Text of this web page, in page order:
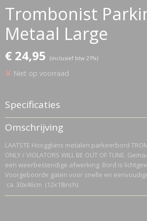
Trombonist
Metaal Large
€ 24,95 (inclusief btw 21%)
✘ Niet op voorraad
Specificaties
Productcode
LGP-1222
Netto gewicht
0,20 Kg
Bruto gewicht
1,20 Kg
Omschrijving
LAATSTE Hoogglans metalen parkeerbord
ONLY / VIOLATORS WILL BE OUT OF TUNE.
een weerbestendige afwerking. Bord is
Voorgeboorde gaten voor snelle en
ca. 30x46cm (12x18inch).